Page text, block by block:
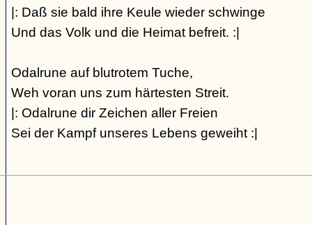
|: Daß sie bald ihre Keule wieder schwinge
Und das Volk und die Heimat befreit. :|
Odalrune auf blutrotem Tuche,
Weh voran uns zum härtesten Streit.
|: Odalrune dir Zeichen aller Freien
Sei der Kampf unseres Lebens geweiht :|